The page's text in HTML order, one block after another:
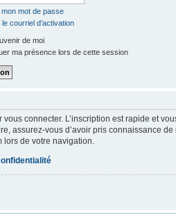
mon mot de passe
courriel d’activation
de moi
ma présence lors de cette session
connecter. L’inscription est rapide et
assurez-vous d’avoir pris connaissance
lors de votre navigation.